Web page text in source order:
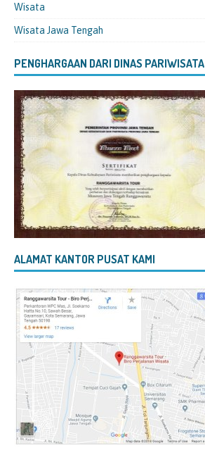
Wisata
Wisata Jawa Tengah
PENGHARGAAN DARI DINAS PARIWISATA
ALAMAT KANTOR PUSAT KAMI